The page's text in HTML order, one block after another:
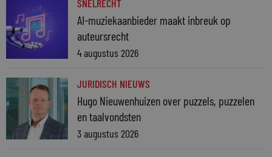
SNELRECHT
AI-muziekaanbieder maakt inbreuk op
auteursrecht
4 augustus 2026
JURIDISCH NIEUWS
Hugo Nieuwenhuizen over puzzels, puzzelen
en taalvondsten
3 augustus 2026